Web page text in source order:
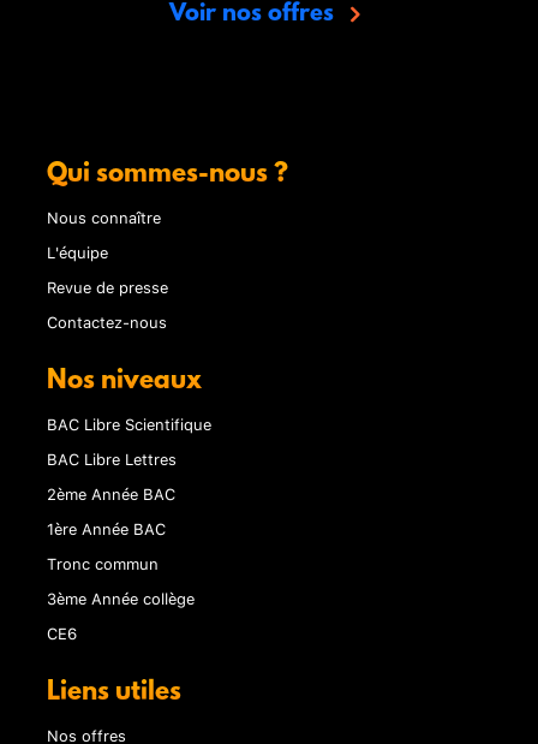
Voir nos offres
Qui sommes-nous ?
Nous connaître
L'équipe
Revue de presse
Contactez-nous
Nos niveaux
BAC Libre Scientifique
BAC Libre Lettres
2ème Année BAC
1ère Année BAC
Tronc commun
3ème Année collège
CE6
Liens utiles
Nos offres